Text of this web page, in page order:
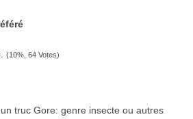
(10%, 64 Votes)
truc Gore: genre insecte ou autres